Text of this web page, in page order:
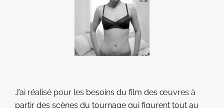
J’ai réalisé pour les besoins du film des œuvres à
partir des scènes du tournage qui figurent tout au